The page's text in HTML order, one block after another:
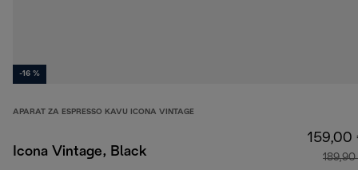
-16 %
APARAT ZA ESPRESSO KAVU ICONA VINTAGE
Icona Vintage, Black
159,00